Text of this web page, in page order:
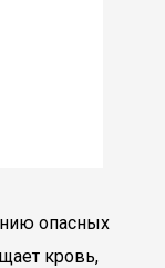
опасных
кровь,